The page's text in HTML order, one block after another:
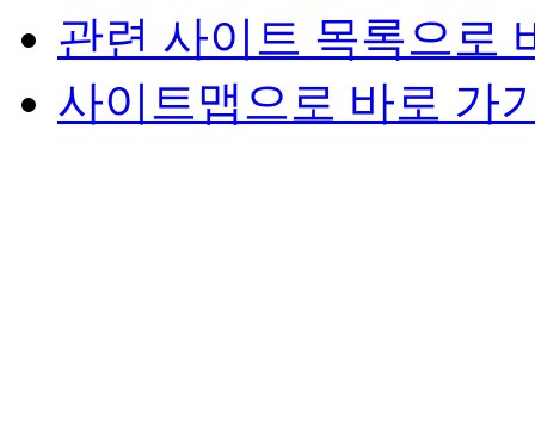
관련 사이트 목록으로
사이트맵으로 바로 가